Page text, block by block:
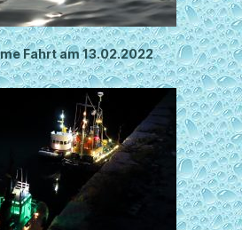
Fahrt am 13.02.2022